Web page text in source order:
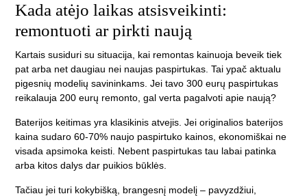
Kada atėjo laikas atsisveikinti:
remontuoti ar pirkti naują
Kartais susiduri su situacija, kai remontas kainuoja beveik tiek
pat arba net daugiau nei naujas paspirtukas. Tai ypač aktualu
pigesnių modelių savininkams. Jei tavo 300 eurų paspirtukas
reikalauja 200 eurų remonto, gal verta pagalvoti apie naują?
Baterijos keitimas yra klasikinis atvejis. Jei originalios baterijos
kaina sudaro 60-70% naujo paspirtuko kainos, ekonomiškai ne
visada apsimoka keisti. Nebent paspirtukas tau labai patinka
arba kitos dalys dar puikios būklės.
Tačiau jei turi kokybišką, brangesnį modelį – pavyzdžiui,